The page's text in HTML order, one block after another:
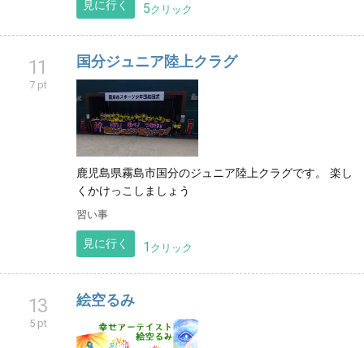
見に行く 5クリック
11
7 pt
国分ジュニア陸上クラグ
鹿児島県霧島市国分のジュニア陸上クラグです。 楽し
くかけっこしましょう
習い事
見に行く 1 クリック
13
5 pt
絵空るみ